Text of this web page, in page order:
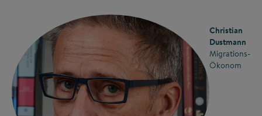
Christian
Dustmann
Migrations-
Ökonom